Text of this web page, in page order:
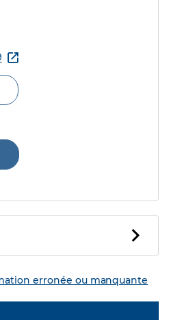
erronée ou manquante